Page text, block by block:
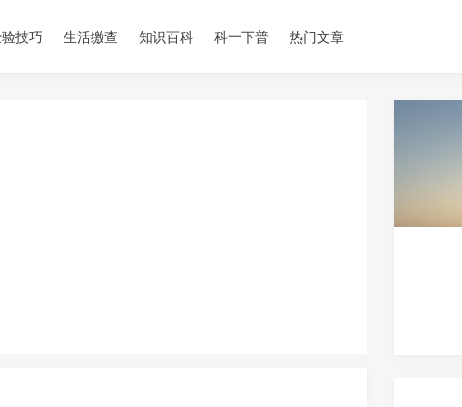
技巧 生活缴查 知识百科 科一下普 热门文章